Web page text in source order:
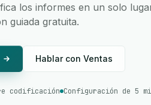
los informes en un solo
guiada gratuita.
Hablar con Ventas
codificación Configuración de 5